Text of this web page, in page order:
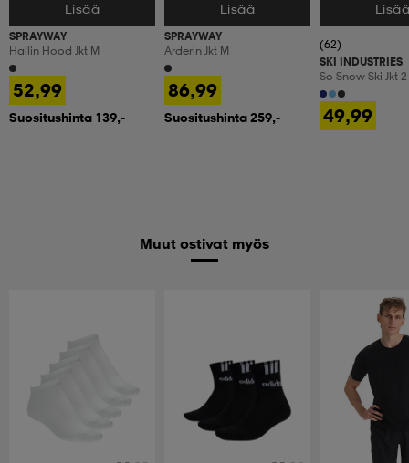
Valitse Koko
Lisää
SPRAYWAY
Hallin Hood Jkt M
52,99
Suositushinta 139,-
Valitse Koko
Lisää
SPRAYWAY
Arderin Jkt M
86,99
Suositushinta 259,-
Valitse Koko
(62)
SKI INDUSTRIES
So Snow Ski Jkt
49,99
Muut ostivat myös